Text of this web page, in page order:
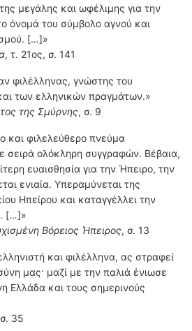
μεγάλης και ωφέλιμης για την
όνομά του σύμβολο αγνού και
[…]»
, τ. 21ος, σ. 141
φιλέλληνας, γνώστης του
των ελληνικών πραγμάτων.»
της Σμύρνης, σ. 9
και φιλελεύθερο πνεύμα
σειρά ολόκληρη συγγραφών. Βέβαια,
ευαισθησία για την Ήπειρο, την
ενιαία. Υπεραμύνεται της
Ηπείρου και καταγγέλλει την
[…]»
Βόρειος Ήπειρος, σ. 13
και φιλέλληνα, ας στραφεί
μας· μαζί με την παλιά ένιωσε
Ελλάδα και τους σημερινούς
35